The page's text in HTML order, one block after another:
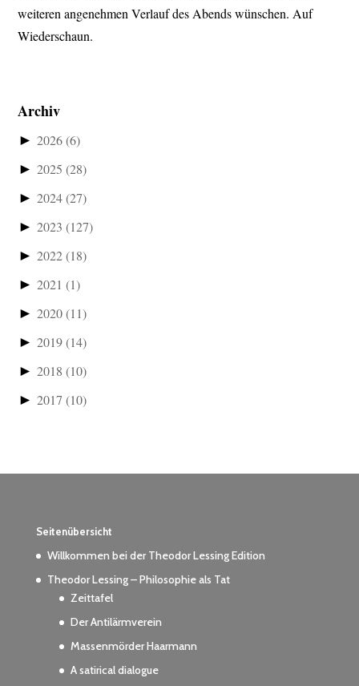
weiteren angenehmen Verlauf des Abends wünschen. Auf
Wiederschaun.
Archiv
► 2026(6)
► 2025(28)
► 2024(27)
► 2023(127)
► 2022(18)
► 2021(1)
► 2020(11)
► 2019(14)
► 2018(10)
► 2017(10)
Seitenübersicht
Willkommen bei der Theodor Lessing Edition
Theodor Lessing – Philosophie als Tat
Zeittafel
Der Antilärmverein
Massenmörder Haarmann
A satirical dialogue